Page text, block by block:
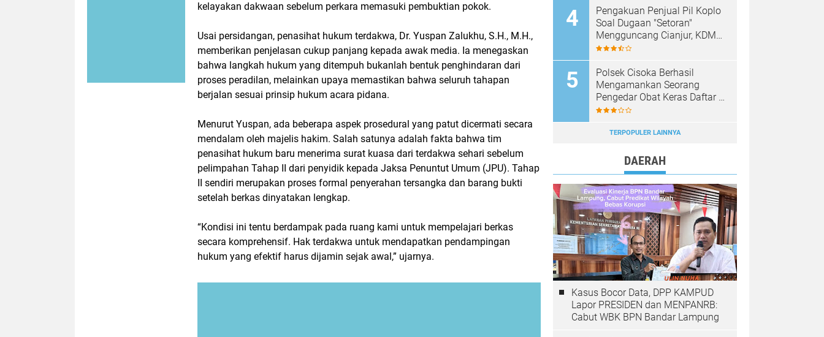
kelayakan dakwaan sebelum perkara memasuki pembuktian pokok.
Usai persidangan, penasihat hukum terdakwa, Dr. Yuspan Zalukhu, S.H., M.H.,
memberikan penjelasan cukup panjang kepada awak media. Ia menegaskan
bahwa langkah hukum yang ditempuh bukanlah bentuk penghindaran dari
proses peradilan, melainkan upaya memastikan bahwa seluruh tahapan
berjalan sesuai prinsip hukum acara pidana.
Menurut Yuspan, ada beberapa aspek prosedural yang patut dicermati secara
mendalam oleh majelis hakim. Salah satunya adalah fakta bahwa tim
penasihat hukum baru menerima surat kuasa dari terdakwa sehari sebelum
pelimpahan Tahap II dari penyidik kepada Jaksa Penuntut Umum (JPU). Tahap
II sendiri merupakan proses formal penyerahan tersangka dan barang bukti
setelah berkas dinyatakan lengkap.
“Kondisi ini tentu berdampak pada ruang kami untuk mempelajari berkas
secara komprehensif. Hak terdakwa untuk mendapatkan pendampingan
hukum yang efektif harus dijamin sejak awal,” ujarnya.
Pengakuan Penjual Pil Koplo
Soal Dugaan "Setoran"
Mengguncang Cianjur, KDM
Bergerak, Publik Tagih
Polsek Cisoka Berhasil
Mengamankan Seorang
Pengedar Obat Keras Daftar G
di Cikasungka, Pelaku
Tangerang
TERPOPULER LAINNYA
DAERAH
Kasus Bocor Data, DPP KAMPUD
Lapor PRESIDEN dan MENPANRB:
Cabut WBK BPN Bandar Lampung